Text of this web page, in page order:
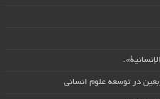
در توسعه علوم انسانی